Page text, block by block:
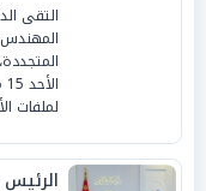
التقى
المهندس
لملفات